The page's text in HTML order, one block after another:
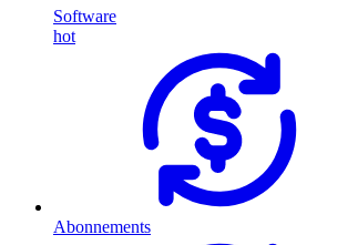
Software
hot
Abonnements